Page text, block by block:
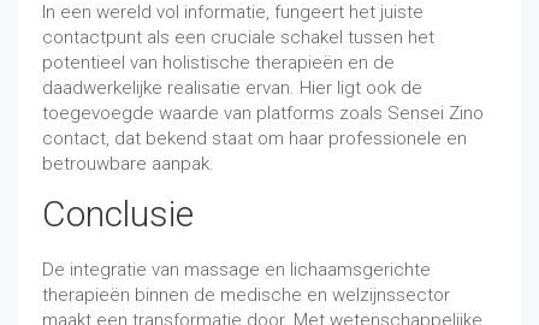
In een wereld vol informatie, fungeert het juiste
contactpunt als een cruciale schakel tussen het
potentieel van holistische therapieën en de
daadwerkelijke realisatie ervan. Hier ligt ook de
toegevoegde waarde van platforms zoals Sensei Zino
contact, dat bekend staat om haar professionele en
betrouwbare aanpak.
Conclusie
De integratie van massage en lichaamsgerichte
therapieën binnen de medische en welzijnssector
maakt een transformatie door. Met wetenschappelijke